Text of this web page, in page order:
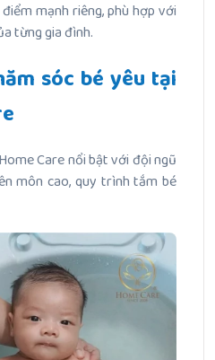
mạnh riêng, phù hợp với
từng gia đình.
sóc bé yêu tại
Care nổi bật với đội ngũ
môn cao, quy trình tắm bé